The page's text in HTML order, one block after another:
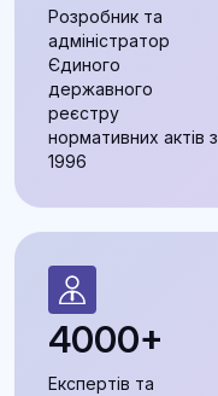
Розробник та
адміністратор
Єдиного
державного
реєстру
нормативних актів з
1996
4000+
Експертів та